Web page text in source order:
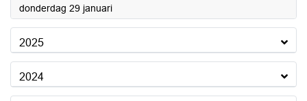
donderdag 29 januari2026
2025
2024